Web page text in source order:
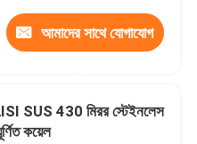
আমাদের সাথে যোগাযোগ
SUS 430 মিরর স্টেইনলেস
কয়েল